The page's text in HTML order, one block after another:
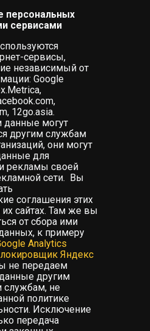
персональных
сервисами
сервисы,
независимый от
Google
12go.asia.
могут
другим службам
они могут
для
рекламы своей
сети. Вы
соглашения этих
их сайтах. Там же вы
от сбора ими
к примеру
Analytics
Яндекс
не передаем
другим
службам, не
политике
Исключение
передача